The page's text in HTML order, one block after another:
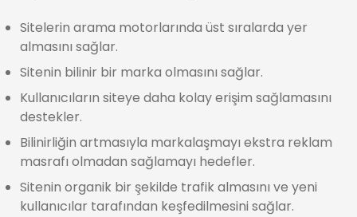
Sitelerin arama motorlarında üst sıralarda yer
almasını sağlar.
Sitenin bilinir bir marka olmasını sağlar.
Kullanıcıların siteye daha kolay erişim sağlamasını
destekler.
Bilinirliğin artmasıyla markalaşmayı ekstra reklam
masrafı olmadan sağlamayı hedefler.
Sitenin organik bir şekilde trafik almasını ve yeni
kullanıcılar tarafından keşfedilmesini sağlar.